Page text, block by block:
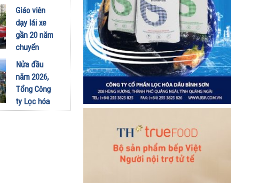
29/07/2026
khuấy động
mùa hè tại
TP. Hồ Chí
Minh
Giáo viên
dạy lái xe
gần 20 năm
chuyển
sang dùng
Limo
Green: Tôi
đã hiểu vì
sao xe điện
Nửa đầu
năm 2026,
Tổng Công
ty Lọc hóa
dầu Việt